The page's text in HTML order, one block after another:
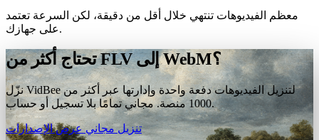
معظم الفيديوهات تنتهي خلال أقل من دقيقة، لكن السرعة تعتمد
على جهازك.
تحتاج أكثر من FLV إلى WebM؟
نزّل VidBee لتنزيل الفيديوهات دفعة واحدة وإدارتها عبر أكثر من
1000 منصة. مجاني تمامًا بلا تسجيل أو حساب.
تنزيل مجانيعرض الإصدارات